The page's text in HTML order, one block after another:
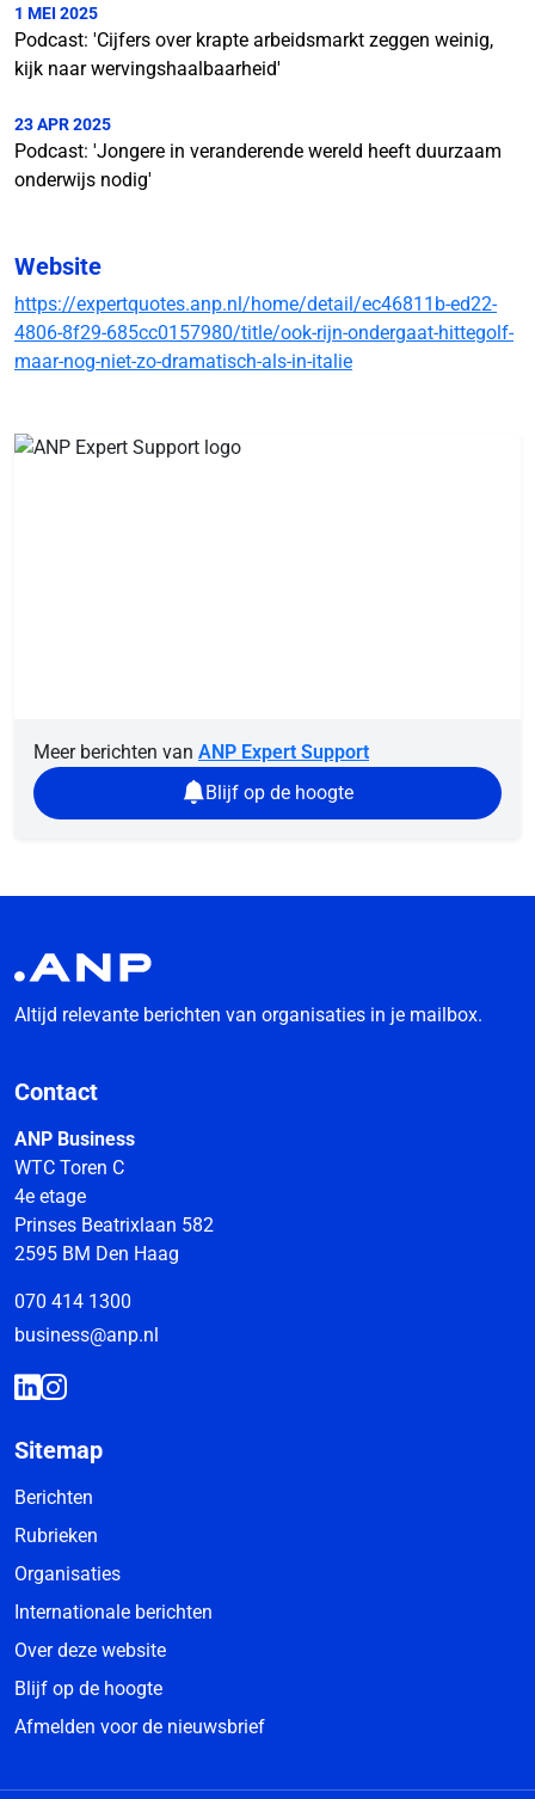
1 MEI 2025
Podcast: 'Cijfers over krapte arbeidsmarkt zeggen weinig,
kijk naar wervingshaalbaarheid'
23 APR 2025
Podcast: 'Jongere in veranderende wereld heeft duurzaam
onderwijs nodig'
Website
https://expertquotes.anp.nl/home/detail/ec46811b-ed22-
4806-8f29-685cc0157980/title/ook-rijn-ondergaat-hittegolf-
maar-nog-niet-zo-dramatisch-als-in-italie
Meer berichten van ANP Expert Support
Blijf op de hoogte
Altijd relevante berichten van organisaties in je mailbox.
Contact
ANP Business
WTC Toren C
4e etage
Prinses Beatrixlaan 582
2595 BM Den Haag
070 414 1300
business@anp.nl
Sitemap
Berichten
Rubrieken
Organisaties
Internationale berichten
Over deze website
Blijf op de hoogte
Afmelden voor de nieuwsbrief